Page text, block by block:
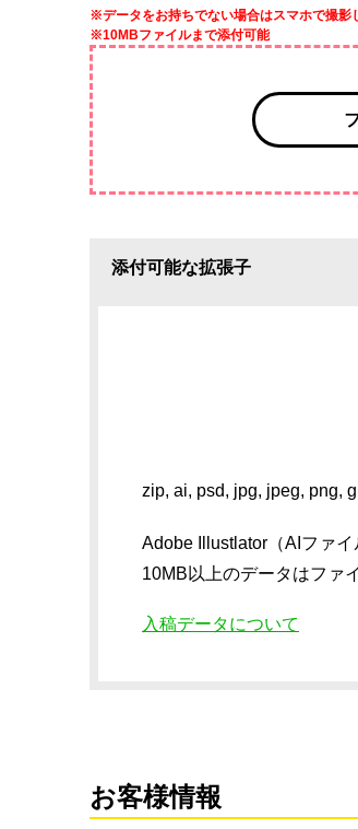
※データをお持ちでない場合はスマホで撮影
※10MBファイルまで添付可能
添付可能な拡張子
zip, ai, psd, jpg, jpeg, png,
Adobe Illustlator（AIファ
10MB以上のデータはファ
入稿データについて
お客様情報